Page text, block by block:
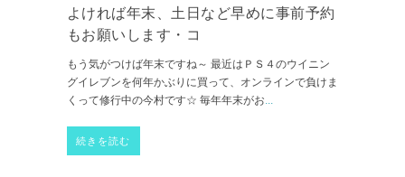
よければ年末、土日など早めに事前予約
もお願いします・コ
もう気がつけば年末ですね～ 最近はＰＳ４のウイニン
グイレブンを何年かぶりに買って、オンラインで負けま
くって修行中の今村です☆ 毎年年末がお...
続きを読む